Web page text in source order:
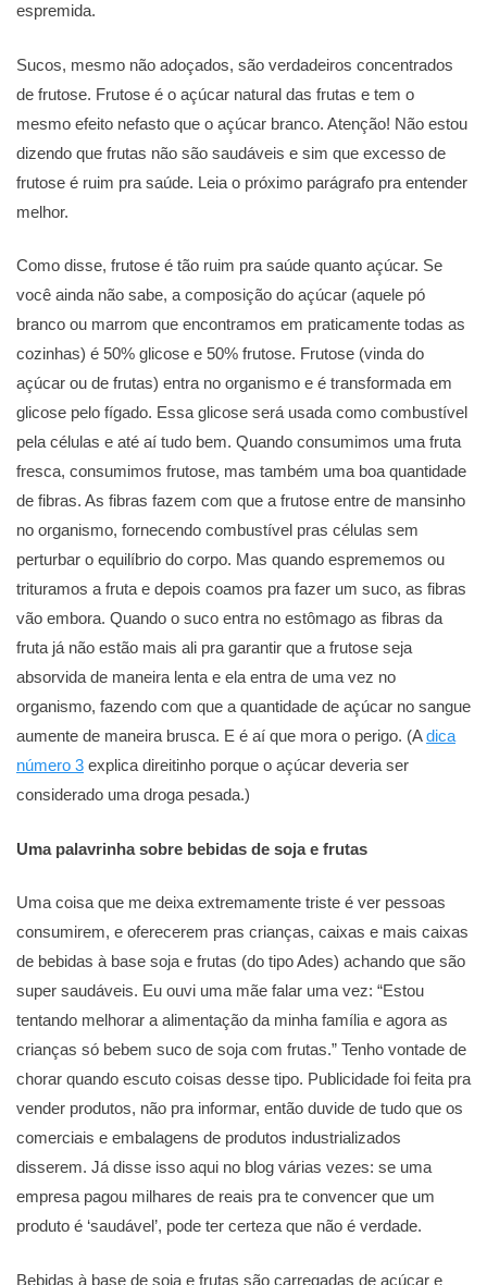
espremida.
Sucos, mesmo não adoçados, são verdadeiros concentrados
de frutose. Frutose é o açúcar natural das frutas e tem o
mesmo efeito nefasto que o açúcar branco. Atenção! Não estou
dizendo que frutas não são saudáveis e sim que excesso de
frutose é ruim pra saúde. Leia o próximo parágrafo pra entender
melhor.
Como disse, frutose é tão ruim pra saúde quanto açúcar. Se
você ainda não sabe, a composição do açúcar (aquele pó
branco ou marrom que encontramos em praticamente todas as
cozinhas) é 50% glicose e 50% frutose. Frutose (vinda do
açúcar ou de frutas) entra no organismo e é transformada em
glicose pelo fígado. Essa glicose será usada como combustível
pela células e até aí tudo bem. Quando consumimos uma fruta
fresca, consumimos frutose, mas também uma boa quantidade
de fibras. As fibras fazem com que a frutose entre de mansinho
no organismo, fornecendo combustível pras células sem
perturbar o equilíbrio do corpo. Mas quando esprememos ou
trituramos a fruta e depois coamos pra fazer um suco, as fibras
vão embora. Quando o suco entra no estômago as fibras da
fruta já não estão mais ali pra garantir que a frutose seja
absorvida de maneira lenta e ela entra de uma vez no
organismo, fazendo com que a quantidade de açúcar no sangue
aumente de maneira brusca. E é aí que mora o perigo. (Adica
número 3 explica direitinho porque o açúcar deveria ser
considerado uma droga pesada.)
Uma palavrinha sobre bebidas de soja e frutas
Uma coisa que me deixa extremamente triste é ver pessoas
consumirem, e oferecerem pras crianças, caixas e mais caixas
de bebidas à base soja e frutas (do tipo Ades) achando que são
super saudáveis. Eu ouvi uma mãe falar uma vez: “Estou
tentando melhorar a alimentação da minha família e agora as
crianças só bebem suco de soja com frutas.” Tenho vontade de
chorar quando escuto coisas desse tipo. Publicidade foi feita pra
vender produtos, não pra informar, então duvide de tudo que os
comerciais e embalagens de produtos industrializados
disserem. Já disse isso aqui no blog várias vezes: se uma
empresa pagou milhares de reais pra te convencer que um
produto é ‘saudável’, pode ter certeza que não é verdade.
Bebidas à base de soja e frutas são carregadas de açúcar e